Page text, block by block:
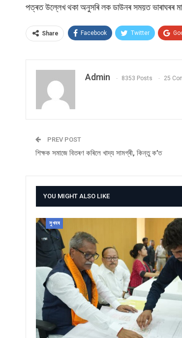
পত্ৰত উল্লেখ থকা অনুসৰি লক ডাউনৰ সময়ত ভাৰাঘৰৰ মালিক
Share Facebook Twitter
Admin 8353 Posts 25
PREV POST
শিক্ষক সমাজে বিতৰণ কৰিলে খাদ্য সামগ্ৰী, কিন্তু ক’ত
YOU MIGHT ALSO LIKE
সুখবৰ